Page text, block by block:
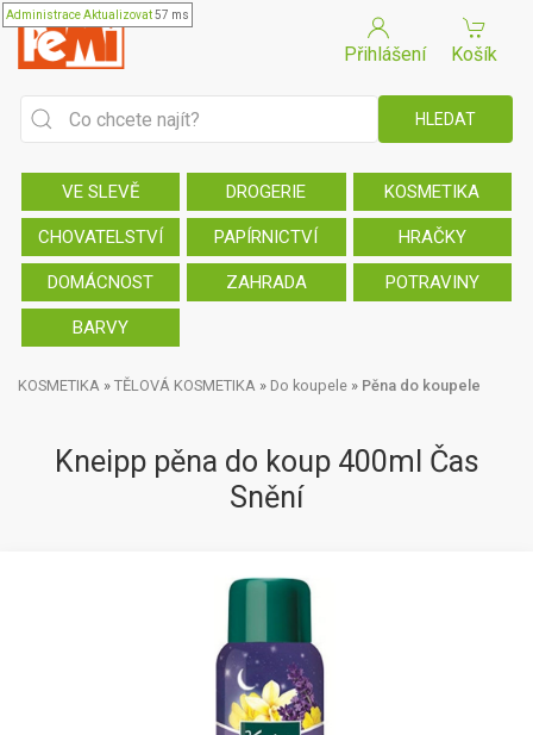
AdministraceAktualizovat57 ms
Přihlášení Košík
VE SLEVĚ DROGERIE KOSMETIKA
CHOVATELSTVÍ PAPÍRNICTVÍ HRAČKY
DOMÁCNOST ZAHRADA POTRAVINY
BARVY
KOSMETIKA » TĚLOVÁ KOSMETIKA » Do koupele » Pěna do koupele
Kneipp pěna do koup 400ml Čas
Snění